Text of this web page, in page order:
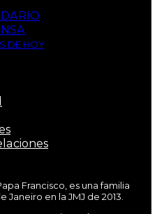
DE HOY
Francisco, es una familia
en la JMJ de 2013.